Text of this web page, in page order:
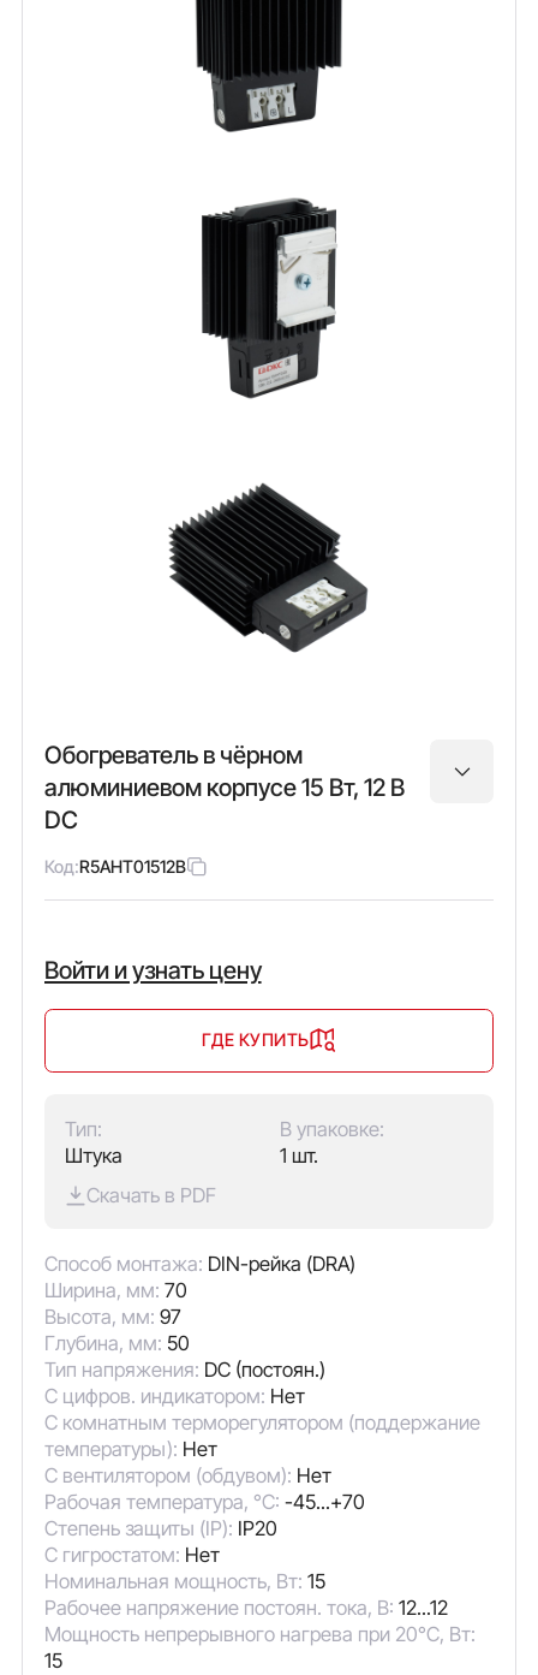
Обогреватель в чёрном
алюминиевом корпусе 15 Вт, 12 В
DC
Код:R5AHT01512B
Войти и узнать цену
ГДЕ КУПИТЬ
Тип:
Штука
В упаковке:
1 шт.
Скачать в PDF
Способ монтажа: DIN-рейка (DRA)
Ширина, мм: 70
Высота, мм: 97
Глубина, мм: 50
Тип напряжения: DC (постоян.)
С цифров. индикатором: Нет
С комнатным терморегулятором (поддержание
температуры): Нет
С вентилятором (обдувом): Нет
Рабочая температура, °C: -45...+70
Степень защиты (IP): IP20
С гигростатом: Нет
Номинальная мощность, Вт: 15
Рабочее напряжение постоян. тока, В: 12...12
Мощность непрерывного нагрева при 20°C, Вт:
15